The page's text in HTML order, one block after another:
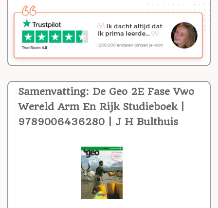
Samenvatting: De Geo 2E Fase Vwo
Wereld Arm En Rijk Studieboek |
9789006436280 | J H Bulthuis